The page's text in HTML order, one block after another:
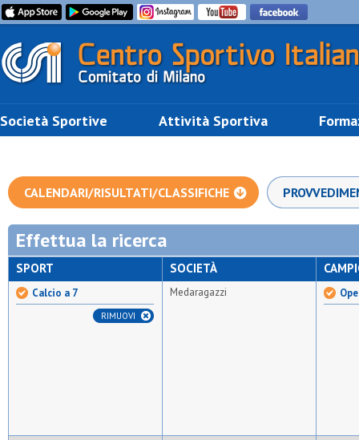
Società Sportive Attività Sportiva
CALENDARI/RISULTATI/CLASSIFICHE
Effettua la ricerca
SPORT
Calcio a 7
RIMUOVI
SOCIETÀ
Medaragazzi